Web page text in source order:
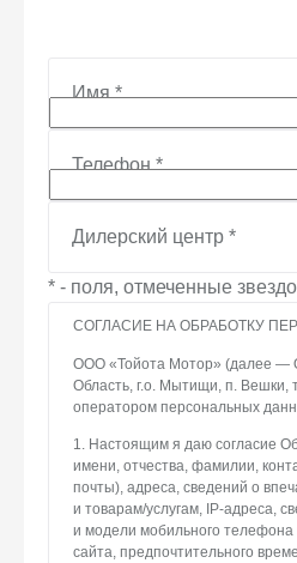
Имя*
Телефон*
Дилерский центр *
* - поля, отмеченные
СОГЛАСИЕ НА ОБРАБОТКУ
ООО «Тойота Мотор» (далее —
Область, г.о. Мытищи, п. Вешки,
оператором персональных
1. Настоящим я даю согласие
имени, отчества, фамилии,
почты), адреса, сведений о
и товарам/услугам, IP-адреса,
и модели мобильного телефона
сайта, предпочтительного